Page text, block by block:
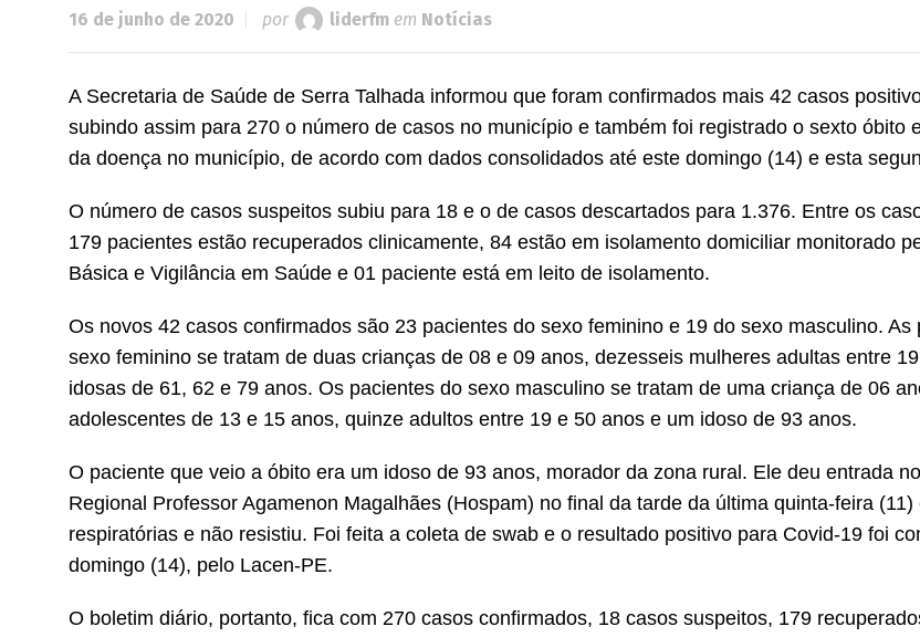
16 de junho de 2020 por liderfm em Notícias
A Secretaria de Saúde de Serra Talhada informou que foram confirmados mais 42 casos
subindo assim para 270 o número de casos no município e também foi registrado o sexto óbito
da doença no município, de acordo com dados consolidados até este domingo (14) e esta
O número de casos suspeitos subiu para 18 e o de casos descartados para 1.376. Entre os
179 pacientes estão recuperados clinicamente, 84 estão em isolamento domiciliar monitorado
Básica e Vigilância em Saúde e 01 paciente está em leito de isolamento.
Os novos 42 casos confirmados são 23 pacientes do sexo feminino e 19 do sexo masculino. As
sexo feminino se tratam de duas crianças de 08 e 09 anos, dezesseis mulheres adultas entre
idosas de 61, 62 e 79 anos. Os pacientes do sexo masculino se tratam de uma criança de 06
adolescentes de 13 e 15 anos, quinze adultos entre 19 e 50 anos e um idoso de 93 anos.
O paciente que veio a óbito era um idoso de 93 anos, morador da zona rural. Ele deu entrada
Regional Professor Agamenon Magalhães (Hospam) no final da tarde da última quinta-feira
respiratórias e não resistiu. Foi feita a coleta de swab e o resultado positivo para Covid-19 foi
domingo (14), pelo Lacen-PE.
O boletim diário, portanto, fica com 270 casos confirmados, 18 casos suspeitos, 179